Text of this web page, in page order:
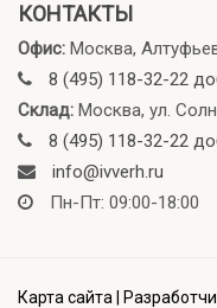
КОНТАКТЫ
Офис: Москва,
8 (495) 118-32-22
Склад: Москва, ул.
8 (495) 118-32-22
info@ivverh.ru
Пн-Пт: 09:00-18:00
Карта сайта